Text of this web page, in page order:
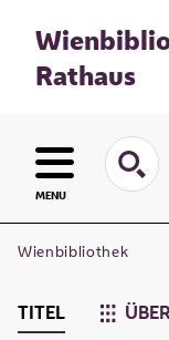
Rathaus
MENU
Wienbibliothek
TITEL